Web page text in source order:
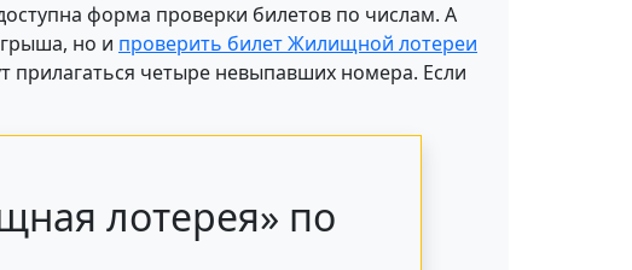
форма проверки билетов по числам. А
но и проверить билет Жилищной лотереи
прилагаться четыре невыпавших номера. Если
лотерея» по